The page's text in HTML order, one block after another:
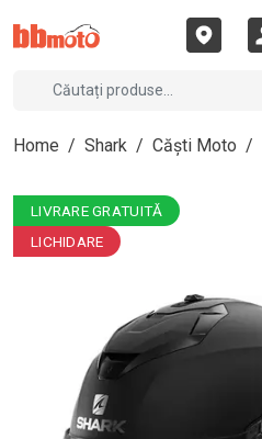
Home / Shark / Căști Moto /
LIVRARE GRATUITĂ
LICHIDARE